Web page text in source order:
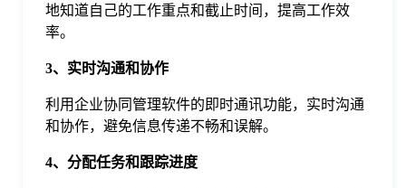
地知道自己的工作重点和截止时间，提高工作效
率。
3、实时沟通和协作
利用企业协同管理软件的即时通讯功能，实时沟通
和协作，避免信息传递不畅和误解。
4、分配任务和跟踪进度